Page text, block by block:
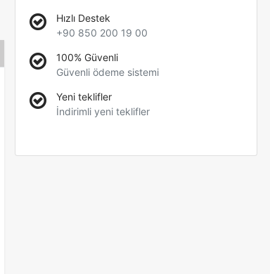
Hızlı Destek
+90 850 200 19 00
100% Güvenli
Güvenli ödeme sistemi
Yeni teklifler
İndirimli yeni teklifler